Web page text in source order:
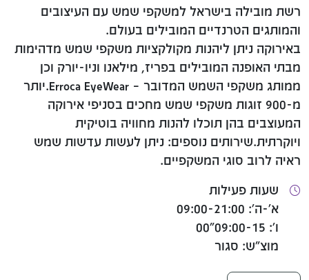
רשת מובילה בישראל למשקפי שמש עם העיצובים
והמותגים הטרנדיים המובילים בעולם.
באירוקה ניתן ליהנות מקולקציות משקפי שמש מדהימות
מבתי האופנה המובילים בפריז, מילאנו וניו-יורק וכן
ממותג משקפי השמש המדובר – Erroca EyeWear.יותר
מ-900 זוגות משקפי שמש מחכים בסניפי אירוקה
המעוצבים בהן תוכלו להנות מחוויה בוטיקית
ויוקרתית.שירותים נוספים: ניתן לעשות עדשות שמש
ראיה לרוב סוגי המשקפיים.
שעות פעילות
א'-ה': 09:00-21:00
ו': 09:00-15"00
מוצ"ש: סגור